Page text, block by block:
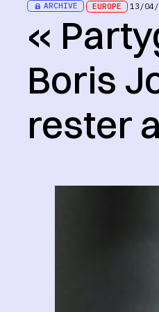
ARCHIVE EUROPE 13/04/
«
Boris
rester